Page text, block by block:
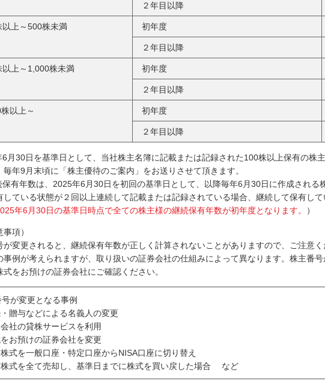
２年目以降
以上～500株未満 初年度
２年目以降
以上～1,000株未満 初年度
２年目以降
以上～ 初年度
２年目以降
月30日を基準日として、当社株主名簿に記載または記録された100株以上保有の株
毎年9月末頃に「株主優待のご案内」をお送りさせて頂きます。
有年数は、2025年6月30日を初回の基準日として、以降毎年6月30日に作成される
している状態が２回以上連続して記載または記録されている場合、継続して保有して
年6月30日の基準日時点で全ての株主様の継続保有年数が初年度となります。 ）
事項）
が変更されると、継続保有年数が正しく計算されないことがありますので、ご注意
事例が考えられますが、取り扱いの証券会社の仕組みによって異なります。株主番
式をお預けの証券会社にご確認ください。
が変更となる事例
贈与などによる名義人の変更
社の貸株サービスを利用
お預けの証券会社を変更
式を一般口座・特定口座からNISA口座に切り替え
式を全て売却し、基準日までに株式を買い戻した場合 など